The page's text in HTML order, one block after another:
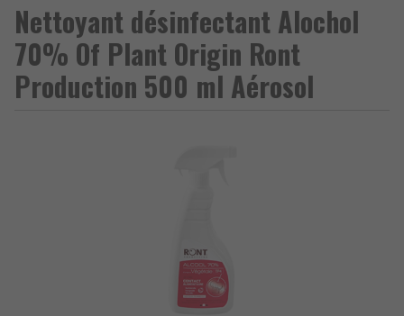
Nettoyant désinfectant Alochol
70% Of Plant Origin Ront
Production 500 ml Aérosol